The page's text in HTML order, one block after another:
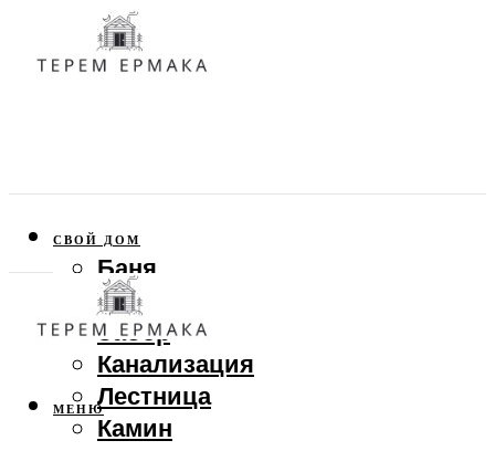
СВОЙ ДОМ
Баня
Веранда
Забор
Канализация
Лестница
Камин
МЕНЮ